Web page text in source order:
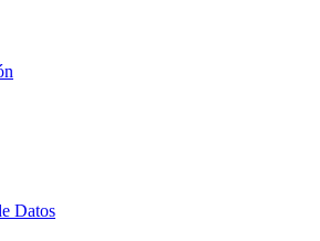
Datos